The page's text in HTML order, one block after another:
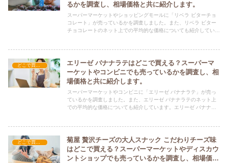
るかを調査し、相場価格と共に紹介します。
スーパーマーケットやショッピングモールに「リベラ ビターチョ
コレート」が売っているかを調査しました。また、リベラ ビター
チョコレートのネット上での平均的な価格についても紹介していま
どこで買える？-お菓子・スイーツ・アイス
エリーゼ バナナラテはどこで買える？スーパーマ
ーケットやコンビニでも売っているかを調査し、相
場価格と共に紹介します。
スーパーマーケットやコンビニに「エリーゼ バナナラテ」が売っ
ているかを調査しました。また、エリーゼ バナナラテのネット上
での平均的な価格についても紹介しています。エリーゼ バナナラ
どこで買える？-お菓子・スイーツ・アイス
菊屋 贅沢チーズの大人スナック こだわりチーズ味
はどこで買える？スーパーマーケットやディスカウ
ントショップでも売っているかを調査し、相場価格